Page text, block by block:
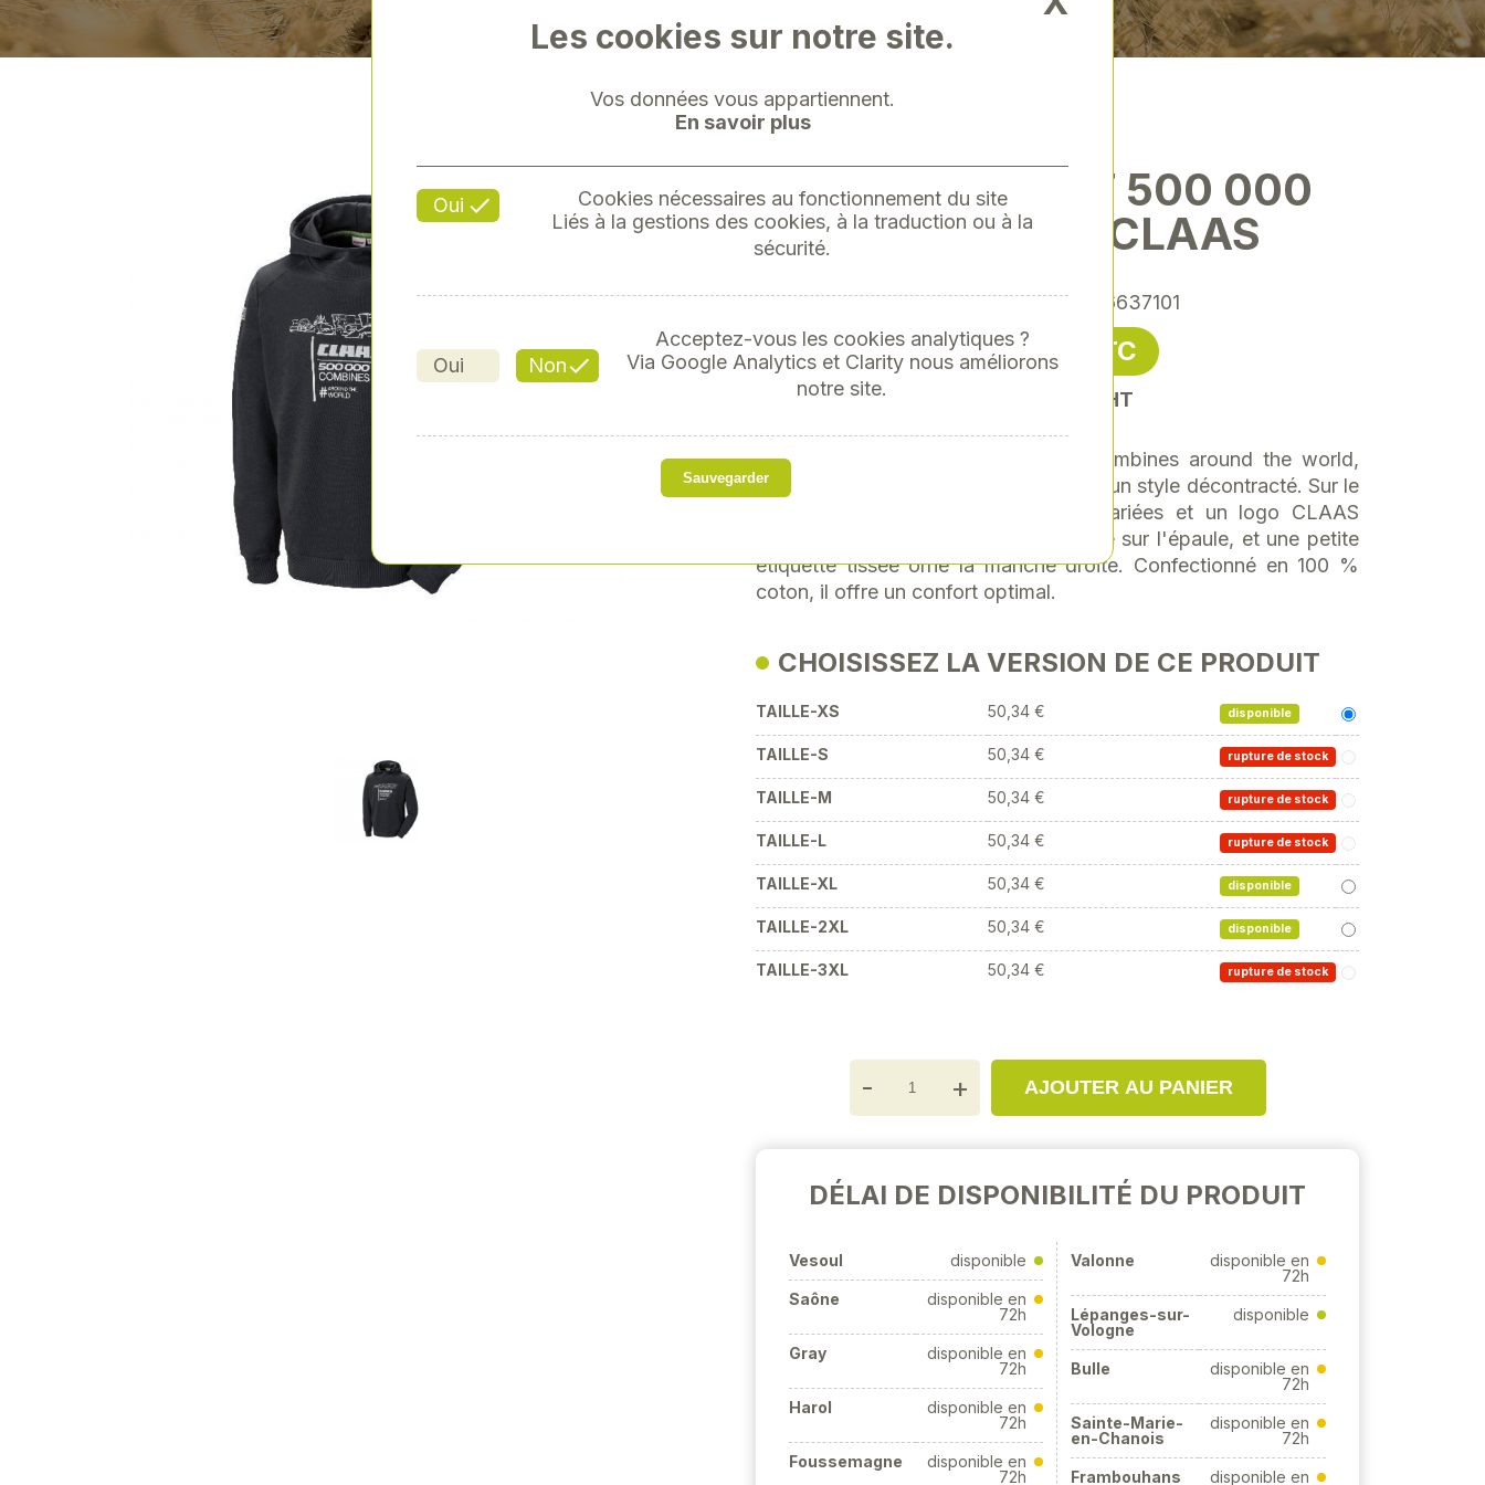
SWEAT-SHIRT 500 000
COMBINES CLAAS
Référence: 00026637101
60,41 € TTC
soit 50,34 € HT
Issu de l'édition spéciale 500.000 combines around the world,
notre sweat CLAAS à capuche arbore un style décontracté. Sur le
devant se trouve des impressions variées et un logo CLAAS
brodé. Un logo est également imprimé sur l'épaule, et une petite
étiquette tissée orne la manche droite. Confectionné en 100 %
coton, il offre un confort optimal.
CHOISISSEZ LA VERSION DE CE PRODUIT
TAILLE-XS 50,34 € disponible
TAILLE-S 50,34 € rupture de stock
TAILLE-M 50,34 € rupture de stock
TAILLE-L 50,34 € rupture de stock
TAILLE-XL 50,34 € disponible
TAILLE-2XL 50,34 € disponible
TAILLE-3XL 50,34 € rupture de stock
- + AJOUTER AU PANIER
DÉLAI DE DISPONIBILITÉ DU PRODUIT
Vesoul disponible
Saône
disponible en
72h
Gray
disponible en
72h
Harol
disponible en
72h
Foussemagne
disponible en
72h
Valonne
disponible en
72h
Lépanges-sur-
Vologne
disponible
Bulle
disponible en
72h
Sainte-Marie-
en-Chanois
disponible en
72h
Frambouhans
disponible en
Les cookies sur notre site.
Vos données vous appartiennent.
En savoir plus
Oui
Cookies nécessaires au fonctionnement du site
Liés à la gestions des cookies, à la traduction ou à la
sécurité.
Oui Non
Acceptez-vous les cookies analytiques ?
Via Google Analytics et Clarity nous améliorons
notre site.
Sauvegarder